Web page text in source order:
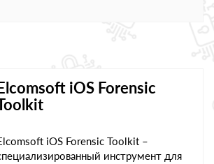
iOS Forensic
iOS Forensic Toolkit –
инструмент для